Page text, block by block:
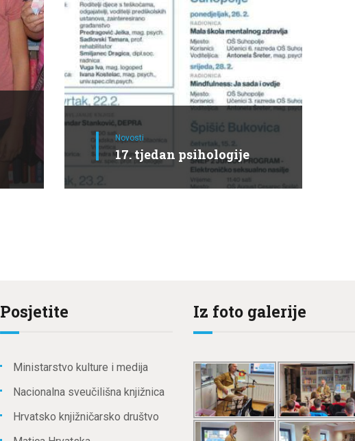
Novosti
17. tjedan psihologije
Posjetite
Ministarstvo kulture i medija
Nacionalna sveučilišna knjižnica
Hrvatsko knjižničarsko društvo
Iz foto galerije